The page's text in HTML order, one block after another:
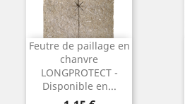
Feutre de paillage en
chanvre
LONGPROTECT -
Disponible en...